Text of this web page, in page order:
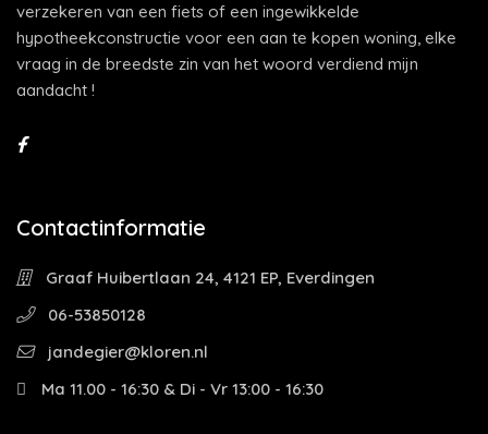
verzekeren van een fiets of een ingewikkelde
hypotheekconstructie voor een aan te kopen woning, elke
vraag in de breedste zin van het woord verdiend mijn
aandacht !
Contactinformatie
Graaf Huibertlaan 24, 4121 EP, Everdingen
06-53850128
jandegier@kloren.nl
Ma 11.00 - 16:30 & Di - Vr 13:00 - 16:30